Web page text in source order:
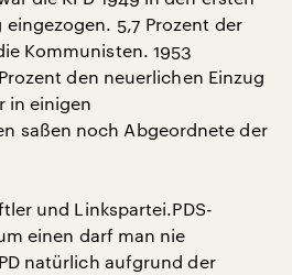
5,7 Prozent der
Kommunisten. 1953
den neuerlichen Einzug
in einigen
saßen noch Abgeordnete der
und Linkspartei.PDS-
einen darf man nie
natürlich aufgrund der